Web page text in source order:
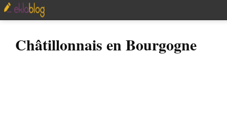
Châtillonnais en Bourgogne